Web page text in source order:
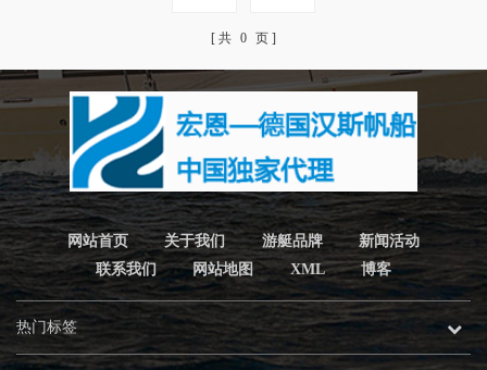
共 0 页
网站首页 关于我们 游艇品牌
新闻活动
联系我们
网站地图 XML 博客
热门标签